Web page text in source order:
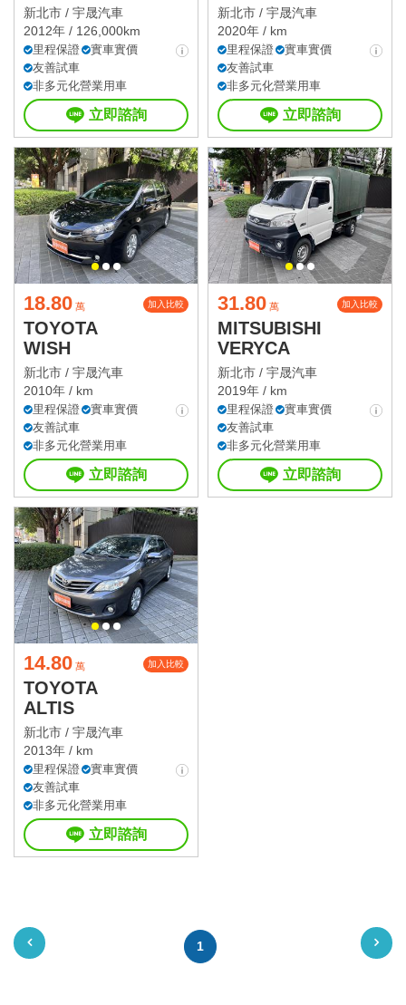
新北市 / 宇晟汽車
2012年 / 126,000km
里程保證
實車實價
友善試車
非多元化營業用車
立即諮詢
新北市 / 宇晟汽車
2020年 / km
里程保證
實車實價
友善試車
非多元化營業用車
立即諮詢
18.80 萬 加入比較
TOYOTA
WISH
新北市 / 宇晟汽車
2010年 / km
里程保證
實車實價
友善試車
非多元化營業用車
立即諮詢
31.80 萬 加入比較
MITSUBISHI
VERYCA
新北市 / 宇晟汽車
2019年 / km
里程保證
實車實價
友善試車
非多元化營業用車
立即諮詢
14.80 萬 加入比較
TOYOTA
ALTIS
新北市 / 宇晟汽車
2013年 / km
里程保證
實車實價
友善試車
非多元化營業用車
立即諮詢
1